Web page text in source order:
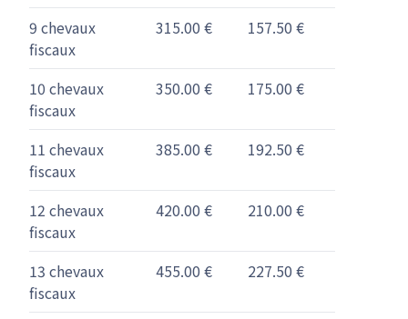
9 chevaux
fiscaux
315.00 € 157.50 €
10 chevaux
fiscaux
350.00 € 175.00 €
11 chevaux
fiscaux
385.00 € 192.50 €
12 chevaux
fiscaux
420.00 € 210.00 €
13 chevaux
fiscaux
455.00 € 227.50 €